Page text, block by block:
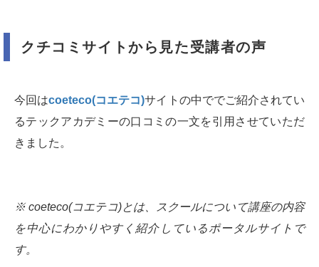
クチコミサイトから見た受講者の声
今回はcoeteco(コエテコ)サイトの中ででご紹介されてい
るテックアカデミーの口コミの一文を引用させていただ
きました。
※ coeteco(コエテコ)とは、スクールについて講座の内容
を中心にわかりやすく紹介しているポータルサイトで
す。